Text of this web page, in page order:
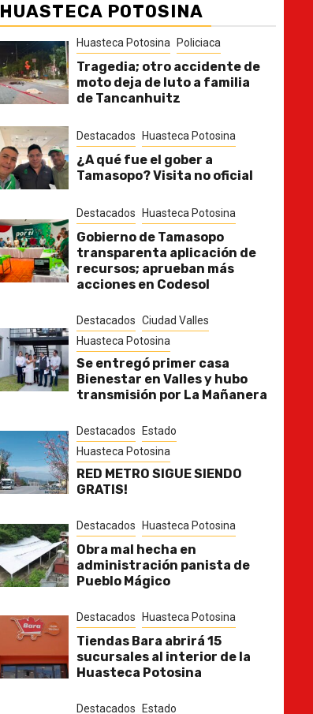
HUASTECA POTOSINA
Huasteca Potosina Policiaca
Tragedia; otro accidente de
moto deja de luto a familia
de Tancanhuitz
Destacados Huasteca Potosina
¿A qué fue el gober a
Tamasopo? Visita no oficial
Destacados Huasteca Potosina
Gobierno de Tamasopo
transparenta aplicación de
recursos; aprueban más
acciones en Codesol
Destacados Ciudad Valles
Huasteca Potosina
Se entregó primer casa
Bienestar en Valles y hubo
transmisión por La Mañanera
Destacados
Estado
Huasteca Potosina
RED METRO SIGUE SIENDO
GRATIS!
Destacados Huasteca Potosina
Obra mal hecha en
administración panista de
Pueblo Mágico
Destacados Huasteca Potosina
Tiendas Bara abrirá 15
sucursales al interior de la
Huasteca Potosina
Destacados
Estado